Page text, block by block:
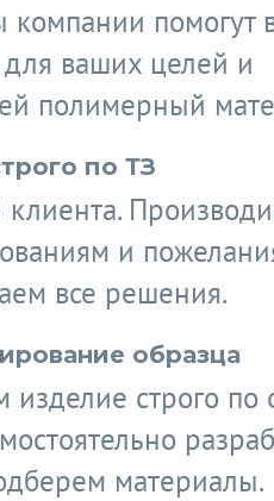
помогут
ваших целей и
полимерный
по ТЗ
и
все решения.
образца
изделие строго по
материалы.